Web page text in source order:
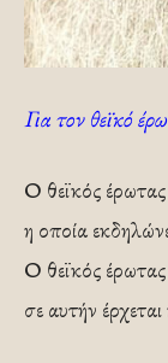
Για τον θεϊκό
Ο θεϊκός
η οποία
Ο θεϊκός έρωτας
σε αυτήν